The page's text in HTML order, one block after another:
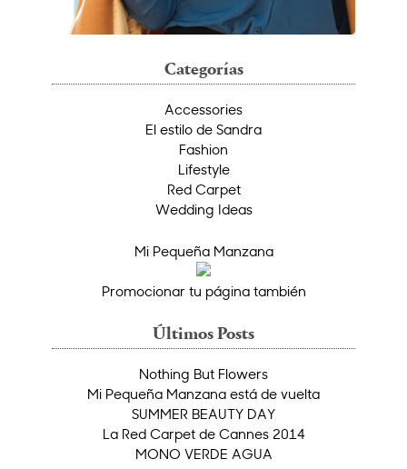
Categorías
Accessories
El estilo de Sandra
Fashion
Lifestyle
Red Carpet
Wedding Ideas
Mi Pequeña Manzana
Promocionar tu página también
Últimos Posts
Nothing But Flowers
Mi Pequeña Manzana está de vuelta
SUMMER BEAUTY DAY
La Red Carpet de Cannes 2014
MONO VERDE AGUA